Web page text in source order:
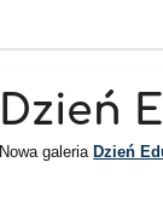
Dzień
Nowa galeria Dzień